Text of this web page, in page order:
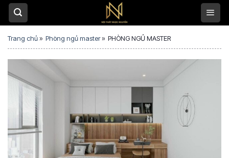
Trang chủ» Phòng ngủ master» PHÒNG NGỦ MASTER